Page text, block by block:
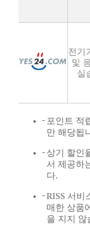
전기
및
실
포인트 적
만 해당됩
상기 할인
서 제공하
다.
RISS 서비
매한 상품
을 지지 않